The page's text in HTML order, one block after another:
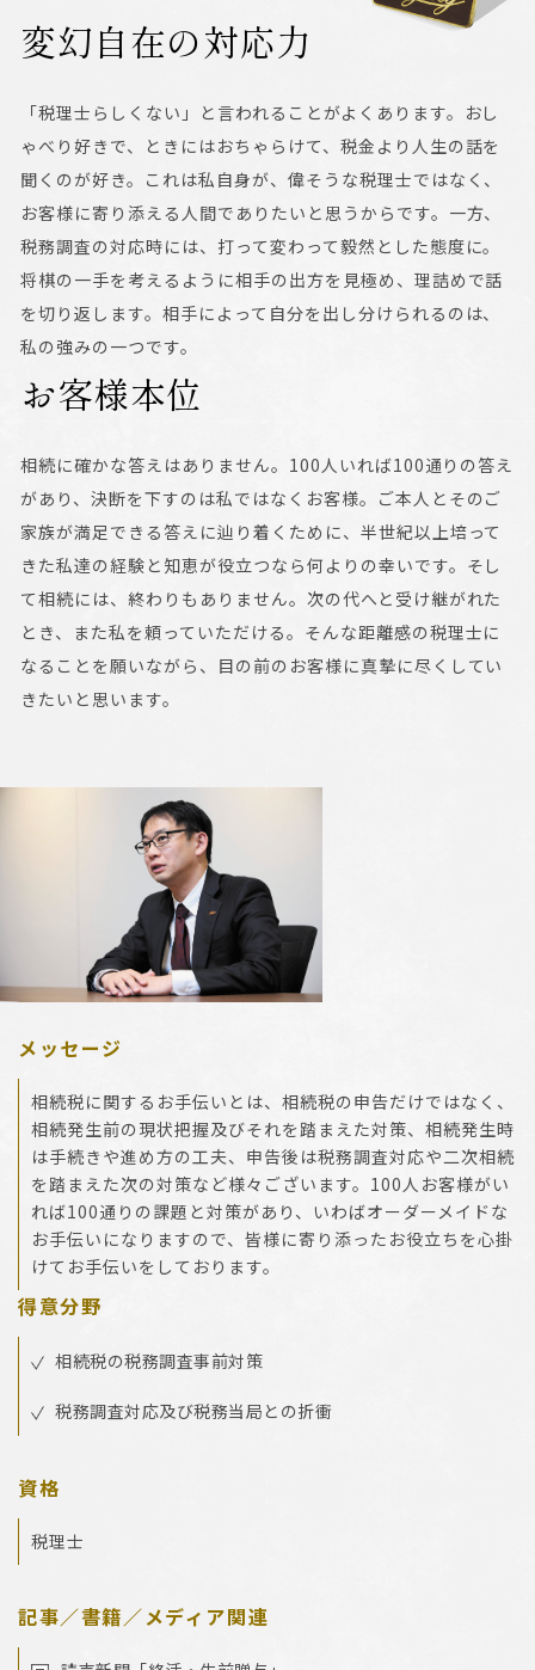
変幻自在の対応力
「税理士らしくない」と言われることがよくあります。おし
ゃべり好きで、ときにはおちゃらけて、税金より人生の話を
聞くのが好き。これは私自身が、偉そうな税理士ではなく、
お客様に寄り添える人間でありたいと思うからです。一方、
税務調査の対応時には、打って変わって毅然とした態度に。
将棋の一手を考えるように相手の出方を見極め、理詰めで話
を切り返します。相手によって自分を出し分けられるのは、
私の強みの一つです。
お客様本位
相続に確かな答えはありません。100人いれば100通りの答え
があり、決断を下すのは私ではなくお客様。ご本人とそのご
家族が満足できる答えに辿り着くために、半世紀以上培って
きた私達の経験と知恵が役立つなら何よりの幸いです。そし
て相続には、終わりもありません。次の代へと受け継がれた
とき、また私を頼っていただける。そんな距離感の税理士に
なることを願いながら、目の前のお客様に真摯に尽くしてい
きたいと思います。
メッセージ
相続税に関するお手伝いとは、相続税の申告だけではなく、
相続発生前の現状把握及びそれを踏まえた対策、相続発生時
は手続きや進め方の工夫、申告後は税務調査対応や二次相続
を踏まえた次の対策など様々ございます。100人お客様がい
れば100通りの課題と対策があり、いわばオーダーメイドな
お手伝いになりますので、皆様に寄り添ったお役立ちを心掛
けてお手伝いをしております。
得意分野
相続税の税務調査事前対策
税務調査対応及び税務当局との折衝
資格
税理士
記事／書籍／メディア関連